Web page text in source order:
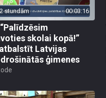
stundām 00:03:16
skolai kopā!”
Latvijas
ģimenes